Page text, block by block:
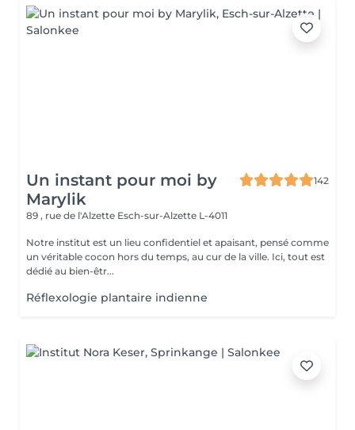
Un instant pour moi by
Marylik
142
89 , rue de l'Alzette Esch-sur-Alzette L-4011
Notre institut est un lieu confidentiel et apaisant, pensé comme
un véritable cocon hors du temps, au cur de la ville. Ici, tout est
dédié au bien-êtr...
Réflexologie plantaire indienne